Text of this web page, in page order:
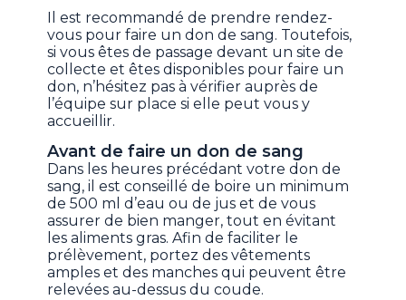
Il est recommandé de prendre rendez-
vous pour faire un don de sang. Toutefois,
si vous êtes de passage devant un site de
collecte et êtes disponibles pour faire un
don, n’hésitez pas à vérifier auprès de
l’équipe sur place si elle peut vous y
accueillir.
Avant de faire un don de sang
Dans les heures précédant votre don de
sang, il est conseillé de boire un minimum
de 500 ml d’eau ou de jus et de vous
assurer de bien manger, tout en évitant
les aliments gras. Afin de faciliter le
prélèvement, portez des vêtements
amples et des manches qui peuvent être
relevées au-dessus du coude.